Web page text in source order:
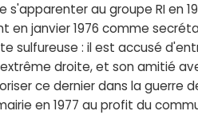
s'apparenter au groupe RI en
en janvier 1976 comme
sulfureuse : il est accusé
droite, et son amitié
ce dernier dans la guerre
en 1977 au profit du